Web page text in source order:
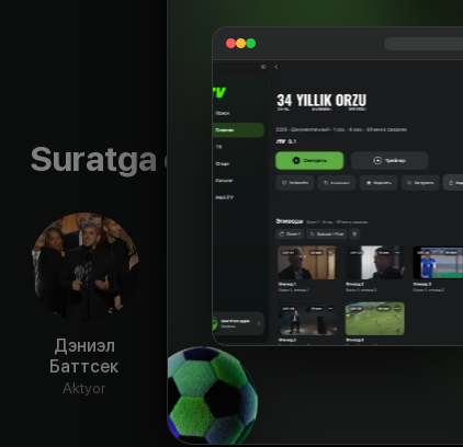
Suratga olish guruhi
Дэниэл
Баттсек
Aktyor
Эд Гвини
Aktyor
Йоргос